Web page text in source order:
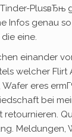
PlusвЂњ
Infos genau
eine.
einander
welcher Flirt
eres
bei
Meldungen,